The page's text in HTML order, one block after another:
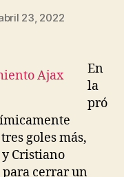
23, 2022
En
la
pró
goles más,
Cristiano
para cerrar un